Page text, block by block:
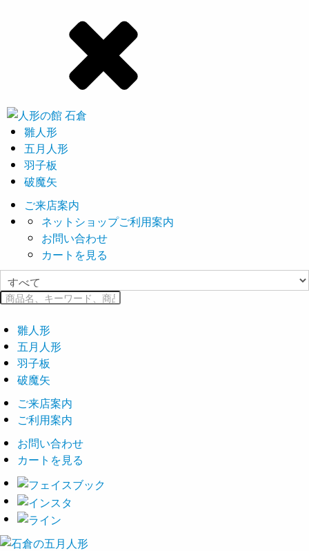
雛人形
五月人形
羽子板
破魔矢
ご来店案内
ネットショップご利用案内
お問い合わせ
カートを見る
雛人形
五月人形
羽子板
破魔矢
ご来店案内
ご利用案内
お問い合わせ
カートを見る